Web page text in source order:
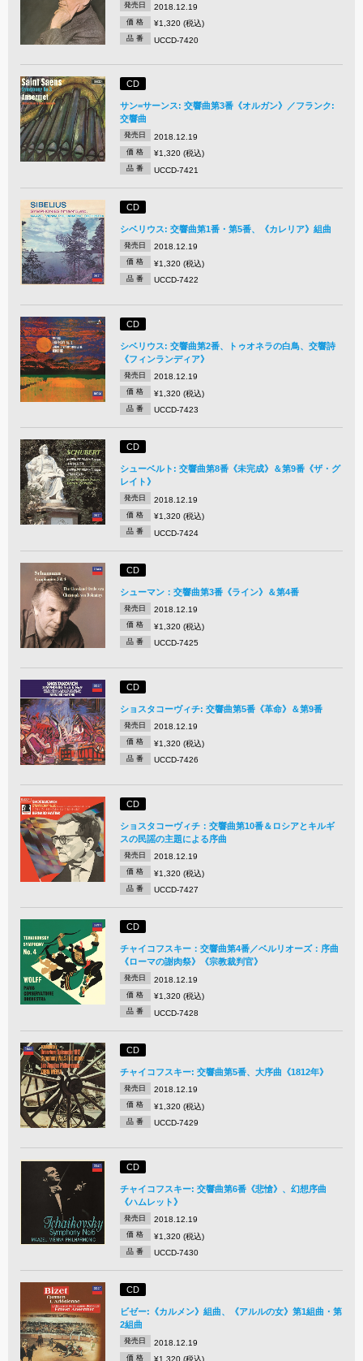
発売日 2018.12.19
価 格 ¥1,320 (税込)
品 番 UCCD-7420
CD
サン=サーンス: 交響曲第3番《オルガン》／フランク:
交響曲
発売日 2018.12.19
価 格 ¥1,320 (税込)
品 番 UCCD-7421
CD
シベリウス: 交響曲第1番・第5番、《カレリア》組曲
発売日 2018.12.19
価 格 ¥1,320 (税込)
品 番 UCCD-7422
CD
シベリウス: 交響曲第2番、トゥオネラの白鳥、交響詩
《フィンランディア》
発売日 2018.12.19
価 格 ¥1,320 (税込)
品 番 UCCD-7423
CD
シューベルト: 交響曲第8番《未完成》＆第9番《ザ・グ
レイト》
発売日 2018.12.19
価 格 ¥1,320 (税込)
品 番 UCCD-7424
CD
シューマン：交響曲第3番《ライン》＆第4番
発売日 2018.12.19
価 格 ¥1,320 (税込)
品 番 UCCD-7425
CD
ショスタコーヴィチ: 交響曲第5番《革命》＆第9番
発売日 2018.12.19
価 格 ¥1,320 (税込)
品 番 UCCD-7426
CD
ショスタコーヴィチ：交響曲第10番＆ロシアとキルギ
スの民謡の主題による序曲
発売日 2018.12.19
価 格 ¥1,320 (税込)
品 番 UCCD-7427
CD
チャイコフスキー：交響曲第4番／ベルリオーズ：序曲
《ローマの謝肉祭》《宗教裁判官》
発売日 2018.12.19
価 格 ¥1,320 (税込)
品 番 UCCD-7428
CD
チャイコフスキー: 交響曲第5番、大序曲《1812年》
発売日 2018.12.19
価 格 ¥1,320 (税込)
品 番 UCCD-7429
CD
チャイコフスキー: 交響曲第6番《悲愴》、幻想序曲
《ハムレット》
発売日 2018.12.19
価 格 ¥1,320 (税込)
品 番 UCCD-7430
CD
ビゼー:《カルメン》組曲、《アルルの女》第1組曲・第
2組曲
発売日 2018.12.19
価 格